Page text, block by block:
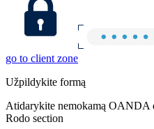
go to client zone
Užpildykite formą
Atidarykite nemokamą OANDA
Rodo section